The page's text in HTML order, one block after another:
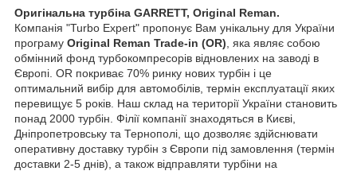
Оригінальна турбіна GARRETT, Original Reman.
Компанія "Turbo Expert" пропонує Вам унікальну для України
програму Original Reman Trade-in (OR) , яка являє собою
обмінний фонд турбокомпресорів відновлених на заводі в
Європі. OR покриває 70% ринку нових турбін і це
оптимальний вибір для автомобілів, термін експлуатації яких
перевищує 5 років. Наш склад на території України становить
понад 2000 турбін. Філії компанії знаходяться в Києві,
Дніпропетровську та Тернополі, що дозволяє здійснювати
оперативну доставку турбін з Європи під замовлення (термін
доставки 2-5 днів), а також відправляти турбіни на